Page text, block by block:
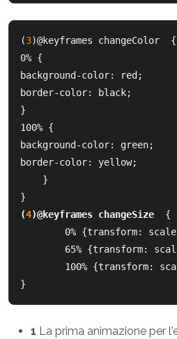
(3)@keyframes changeColor
0% {
background-color: red;
border-color: black;
}
100% {
background-color: green;
border-color: yellow;
}
(4)@keyframes changeSize
{
}
1 La prima animazione per